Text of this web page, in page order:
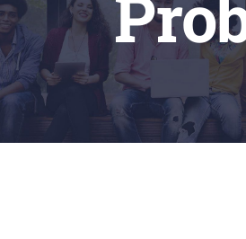
ALUMNADO
CONTACTO